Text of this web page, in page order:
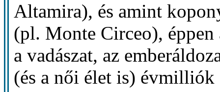
Altamira), és amint
(pl. Monte Circeo), éppen
a vadászat, az
(és a női élet is)